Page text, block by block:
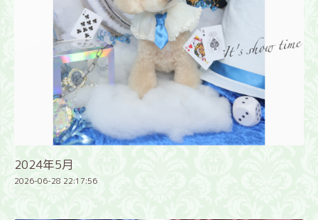
2024年5月
2026-06-28 22:17:56